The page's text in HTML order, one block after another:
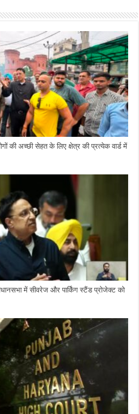
की अच्छी सेहत के लिए क्षेत्र की प्रत्येक वार्ड में
में सीवरेज और पार्किंग स्टैंड प्रोजेक्ट को